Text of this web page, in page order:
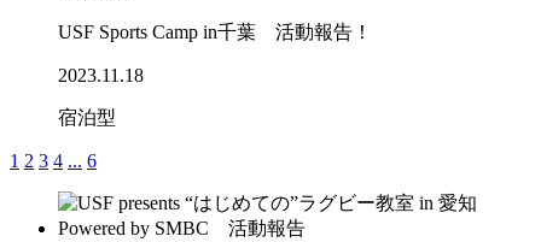
USF Sports Camp in千葉 活動報告！
2023.11.18
宿泊型
1 2 3 4 ... 6